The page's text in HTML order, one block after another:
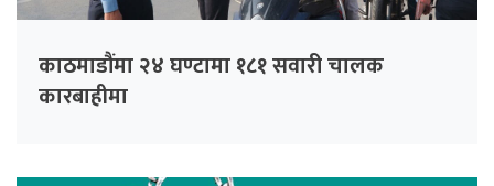
काठमाडौंमा २४ घण्टामा १८१ सवारी चालक
कारबाहीमा